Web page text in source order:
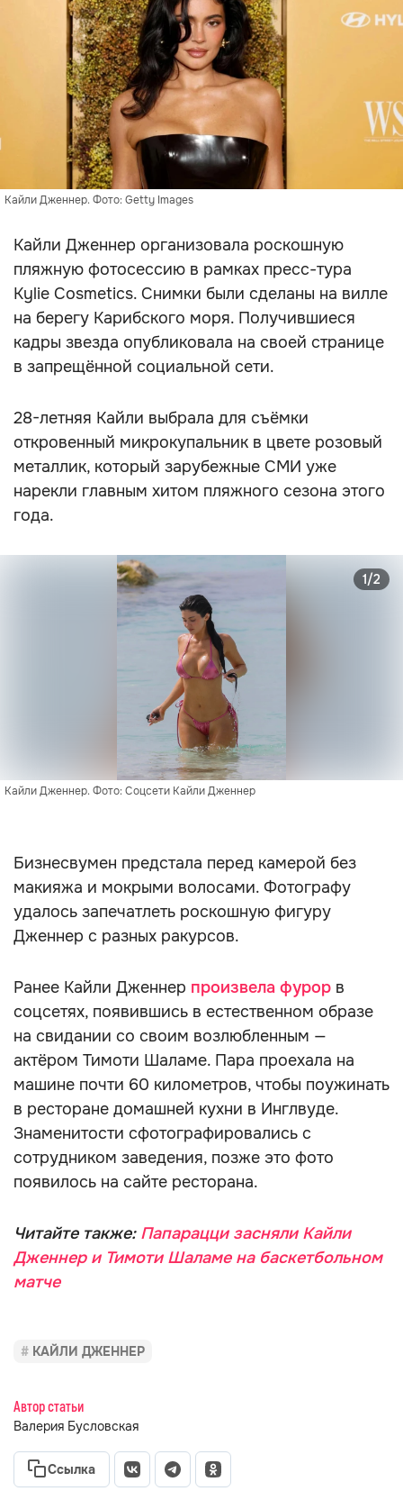
Кайли Дженнер. Фото: Getty Images
Кайли Дженнер организовала роскошную
пляжную фотосессию в рамках пресс-тура
Kylie Cosmetics. Снимки были сделаны на вилле
на берегу Карибского моря. Получившиеся
кадры звезда опубликовала на своей странице
в запрещённой социальной сети.
28-летняя Кайли выбрала для съёмки
откровенный микрокупальник в цвете розовый
металлик, который зарубежные СМИ уже
нарекли главным хитом пляжного сезона этого
года.
Кайли Дженнер. Фото: Соцсети Кайли Дженнер
1/2
Бизнесвумен предстала перед камерой без
макияжа и мокрыми волосами. Фотографу
удалось запечатлеть роскошную фигуру
Дженнер с разных ракурсов.
Ранее Кайли Дженнер произвела фурор в
соцсетях, появившись в естественном образе
на свидании со своим возлюбленным —
актёром Тимоти Шаламе. Пара проехала на
машине почти 60 километров, чтобы поужинать
в ресторане домашней кухни в Инглвуде.
Знаменитости сфотографировались с
сотрудником заведения, позже это фото
появилось на сайте ресторана.
Читайте также: Папарацци засняли Кайли
Дженнер и Тимоти Шаламе на баскетбольном
матче
КАЙЛИ ДЖЕННЕР
Автор статьи
Валерия Бусловская
Ссылка